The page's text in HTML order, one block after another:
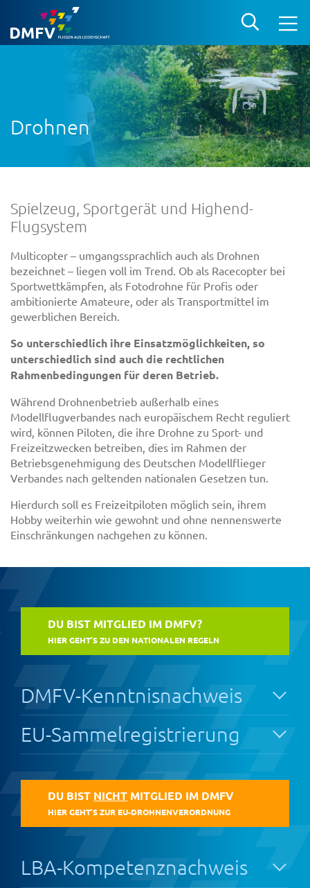
Drohnen
Spielzeug, Sportgerät und Highend-
Flugsystem
Multicopter – umgangssprachlich auch als Drohnen
bezeichnet – liegen voll im Trend. Ob als Racecopter bei
Sportwettkämpfen, als Fotodrohne für Profis oder
ambitionierte Amateure, oder als Transportmittel im
gewerblichen Bereich.
So unterschiedlich ihre Einsatzmöglichkeiten, so
unterschiedlich sind auch die rechtlichen
Rahmenbedingungen für deren Betrieb.
Während Drohnenbetrieb außerhalb eines
Modellflugverbandes nach europäischem Recht reguliert
wird, können Piloten, die ihre Drohne zu Sport- und
Freizeitzwecken betreiben, dies im Rahmen der
Betriebsgenehmigung des Deutschen Modellflieger
Verbandes nach geltenden nationalen Gesetzen tun.
Hierdurch soll es Freizeitpiloten möglich sein, ihrem
Hobby weiterhin wie gewohnt und ohne nennenswerte
Einschränkungen nachgehen zu können.
DU BIST MITGLIED IM DMFV?
HIER GEHT’S ZU DEN NATIONALEN REGELN
DMFV-Kenntnisnachweis
EU-Sammelregistrierung
DU BIST NICHT MITGLIED IM DMFV
HIER GEHT’S ZUR EU-DROHNENVERORDNUNG
LBA-Kompetenznachweis